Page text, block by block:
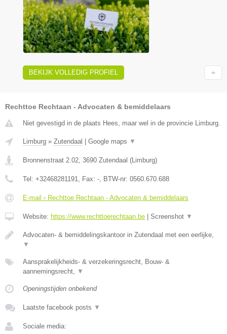
BEKIJK VOLLEDIG PROFIEL
Rechttoe Rechtaan - Advocaten & bemiddelaars
Niet gevestigd in de plaats Hees, maar wel in de provincie Limburg.
Limburg » Zutendaal | Google maps ▼
Bronnenstraat 2.02 3690 Zutendaal (Limburg)
Tel: +32468281191 , Fax: - , BTW-nr: 0560.670.688
E-mail › Rechttoe Rechtaan - Advocaten & bemiddelaars
Website: https://www.rechttoerechtaan.be | Screenshot ▼
Advocaten- & bemiddelingskantoor in Zutendaal met een eerlijke,
▼
Aansprakelijkheids- & verzekeringsrecht, Bouw- &
aannemingsrecht,
▼
Openingstijden onbekend
Laatste facebook posts ▼
Sociale media: